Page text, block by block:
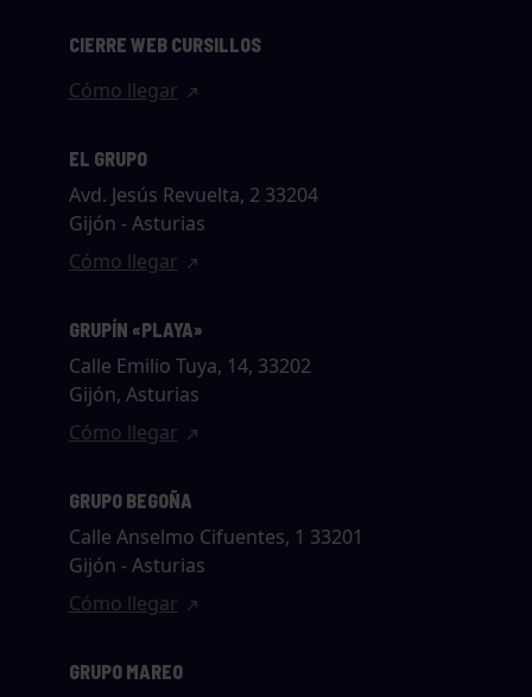
CIERRE WEB CURSILLOS
Cómo llegar
EL GRUPO
Avd. Jesús Revuelta, 2 33204
Gijón - Asturias
Cómo llegar
GRUPÍN «PLAYA»
Calle Emilio Tuya, 14, 33202
Gijón, Asturias
Cómo llegar
GRUPO BEGOÑA
Calle Anselmo Cifuentes, 1 33201
Gijón - Asturias
Cómo llegar
GRUPO MAREO